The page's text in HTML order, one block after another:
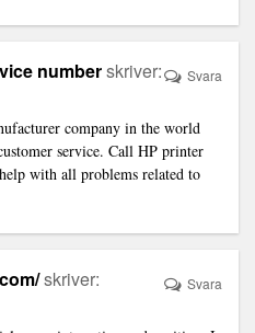
numberskriver:
company in the world
service. Call HP printer
with all problems related to
Svara
skriver: Svara